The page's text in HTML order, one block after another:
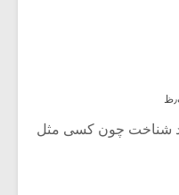
شناخت چون کسی مثل